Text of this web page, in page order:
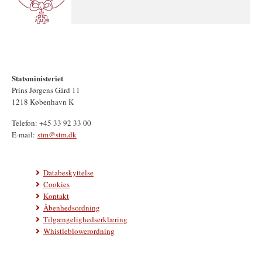
Statsministeriet
Prins Jørgens Gård 11
1218 København K
Telefon: +45 33 92 33 00
E-mail: stm@stm.dk
Databeskyttelse
Cookies
Kontakt
Åbenhedsordning
Tilgængelighedserklæring
Whistleblowerordning